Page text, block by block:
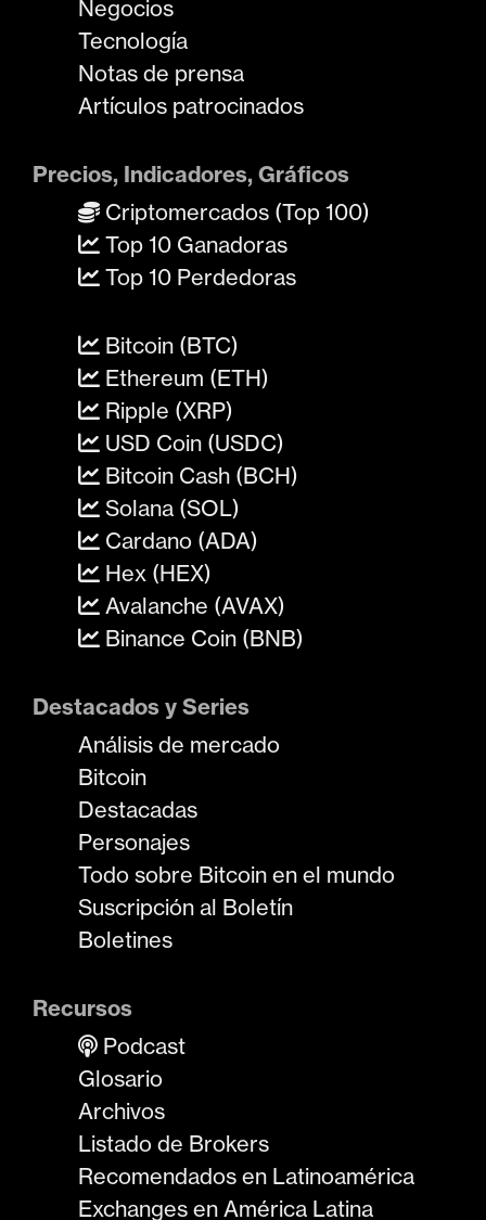
Negocios
Tecnología
Notas de prensa
Artículos patrocinados
Precios, Indicadores, Gráficos
Criptomercados (Top 100)
Top 10 Ganadoras
Top 10 Perdedoras
Bitcoin (BTC)
Ethereum (ETH)
Ripple (XRP)
USD Coin (USDC)
Bitcoin Cash (BCH)
Solana (SOL)
Cardano (ADA)
Hex (HEX)
Avalanche (AVAX)
Binance Coin (BNB)
Destacados y Series
Análisis de mercado
Bitcoin
Destacadas
Personajes
Todo sobre Bitcoin en el mundo
Suscripción al Boletín
Boletines
Recursos
Podcast
Glosario
Archivos
Listado de Brokers
Recomendados en Latinoamérica
Exchanges en América Latina